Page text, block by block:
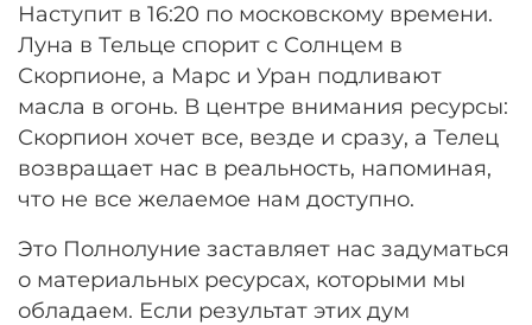
Наступит в 16:20 по московскому времени.
Луна в Тельце спорит с Солнцем в
Скорпионе, а Марс и Уран подливают
масла в огонь. В центре внимания ресурсы:
Скорпион хочет все, везде и сразу, а Телец
возвращает нас в реальность, напоминая,
что не все желаемое нам доступно.
Это Полнолуние заставляет нас задуматься
о материальных ресурсах, которыми мы
обладаем. Если результат этих дум